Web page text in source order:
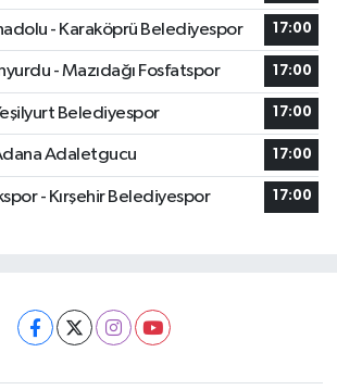
- Karaköprü Belediyespor 17:00
- Mazıdağı Fosfatspor 17:00
Belediyespor 17:00
Adaletgucu 17:00
- Kırşehir Belediyespor 17:00